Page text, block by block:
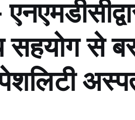
सहयोग से